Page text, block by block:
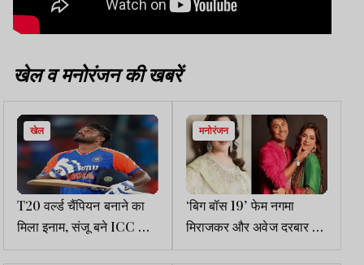
खेल व मनोरंजन की खबरें
खेल
T20 वर्ल्ड चैंपियन बनाने का
मिला इनाम, संजू बने ICC के
सर्वश्रेष्ठ खिलाड़ी
मनोरंजन
‘बिग बॉस 19’ फेम नगमा
मिराजकर और अवेज दरबार का
ब्रेकअप कन्फर्म